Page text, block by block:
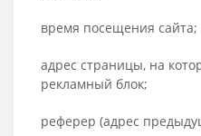
время посещения сайта;
адрес страницы, на
рекламный блок;
реферер (адрес